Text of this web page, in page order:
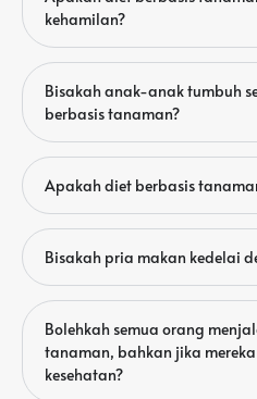
kehamilan?
Bisakah anak-anak tumbuh
berbasis tanaman?
Apakah diet berbasis
Bisakah pria makan kedelai
Bolehkah semua orang
tanaman, bahkan jika
kesehatan?